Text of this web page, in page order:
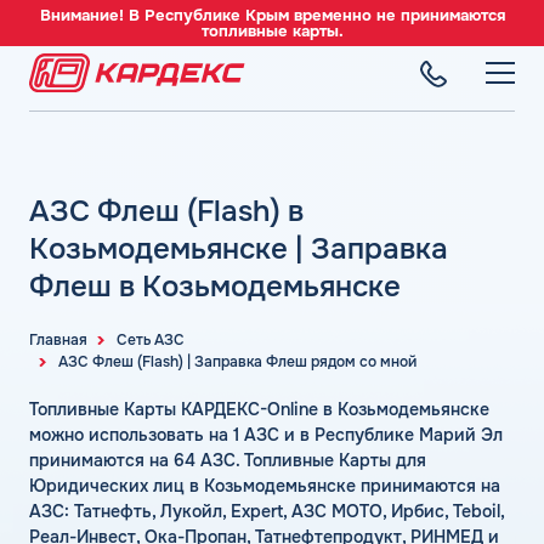
Внимание! В Республике Крым временно не принимаются
топливные карты.
Преимущества
Сравнение
Индивидуальный подход
Автомойки
Аdblue
Шиномонтаж
Вопросы и Ответы
СЕТЬ АЗС
Вся сеть АЗС
АЗС Лукойл
АЗС Татнефть
АЗС Газпром
АЗС Сургутнефтегаз
АЗС Нефтьмагистраль
ТОПЛИВО
Автомобильное топливо
Бензин
Дизельное топливо
Топливный газ
Топливные бренды
Наши города
Калькулятор расхода топлива
СЕРВИСЫ
Все сервисы
Аналитика и Рекомендации
Умный Личный Кабинет
Уведомления об окончании баланса
О компании
Контакты+7 (499) 322-22-95
info@card-oil.ru
Главная
Сеть АЗС
АЗС Флеш (Flash) | Заправка Флеш рядом со мной
АЗС Флеш (Flash) в
Козьмодемьянске | Заправка
Флеш в Козьмодемьянске
Топливные Карты КАРДЕКС-Online в Козьмодемьянске
можно использовать на 1 АЗС и в Республике Марий Эл
принимаются на 64 АЗС. Топливные Карты для
Юридических лиц в Козьмодемьянске принимаются на
АЗС: Татнефть, Лукойл, Expert, АЗС МОТО, Ирбис, Teboil,
Реал-Инвест, Ока-Пропан, Татнефтепродукт, РИНМЕД и